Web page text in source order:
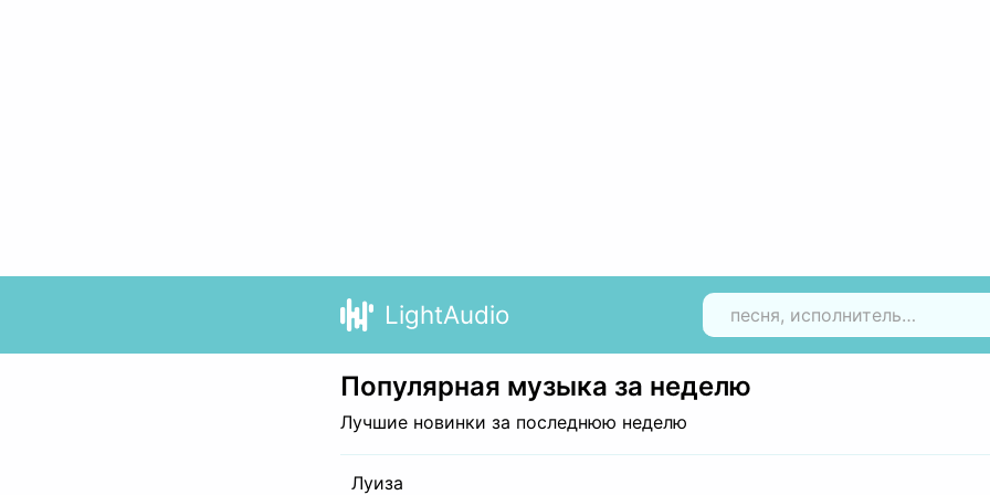
LightAudio
Популярная музыка за неделю
Лучшие новинки за последнюю неделю
Луиза